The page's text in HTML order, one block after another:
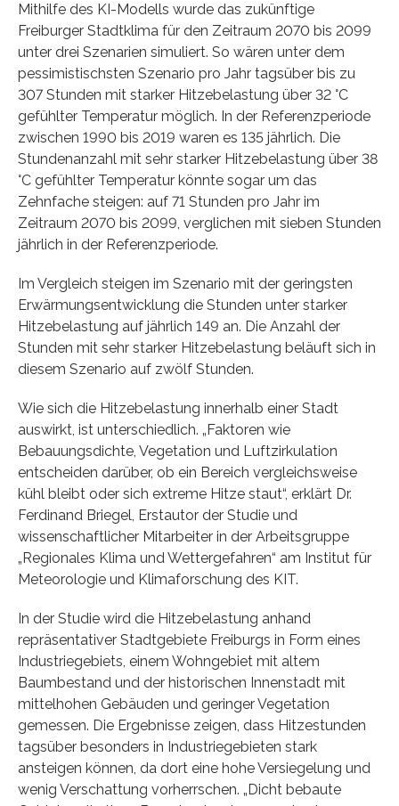
Mithilfe des KI-Modells wurde das zukünftige
Freiburger Stadtklima für den Zeitraum 2070 bis 2099
unter drei Szenarien simuliert. So wären unter dem
pessimistischsten Szenario pro Jahr tagsüber bis zu
307 Stunden mit starker Hitzebelastung über 32 °C
gefühlter Temperatur möglich. In der Referenzperiode
zwischen 1990 bis 2019 waren es 135 jährlich. Die
Stundenanzahl mit sehr starker Hitzebelastung über 38
°C gefühlter Temperatur könnte sogar um das
Zehnfache steigen: auf 71 Stunden pro Jahr im
Zeitraum 2070 bis 2099, verglichen mit sieben Stunden
jährlich in der Referenzperiode.
Im Vergleich steigen im Szenario mit der geringsten
Erwärmungsentwicklung die Stunden unter starker
Hitzebelastung auf jährlich 149 an. Die Anzahl der
Stunden mit sehr starker Hitzebelastung beläuft sich in
diesem Szenario auf zwölf Stunden.
Wie sich die Hitzebelastung innerhalb einer Stadt
auswirkt, ist unterschiedlich. „Faktoren wie
Bebauungsdichte, Vegetation und Luftzirkulation
entscheiden darüber, ob ein Bereich vergleichsweise
kühl bleibt oder sich extreme Hitze staut“, erklärt Dr.
Ferdinand Briegel, Erstautor der Studie und
wissenschaftlicher Mitarbeiter in der Arbeitsgruppe
„Regionales Klima und Wettergefahren“ am Institut für
Meteorologie und Klimaforschung des KIT.
In der Studie wird die Hitzebelastung anhand
repräsentativer Stadtgebiete Freiburgs in Form eines
Industriegebiets, einem Wohngebiet mit altem
Baumbestand und der historischen Innenstadt mit
mittelhohen Gebäuden und geringer Vegetation
gemessen. Die Ergebnisse zeigen, dass Hitzestunden
tagsüber besonders in Industriegebieten stark
ansteigen können, da dort eine hohe Versiegelung und
wenig Verschattung vorherrschen. „Dicht bebaute